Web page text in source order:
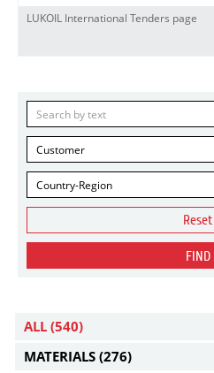
LUKOIL International Tenders page
Customer
Country-Region
Reset
FIND
ALL (540)
MATERIALS (276)